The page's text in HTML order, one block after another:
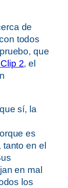
de
todos
que
2, el
sí, la
es
en el
en mal
los